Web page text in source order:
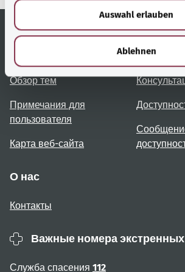
Auswahl erlauben
Ablehnen
Обзор тем
Примечания для
пользователя
Карта веб-сайта
Услуги
О нас
Контакты
Важные номера
Служба спасения 112